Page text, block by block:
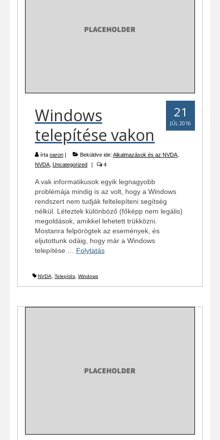
21
JÚL 2016
Windows
telepítése vakon
írta oaron Beküldve ide: Alkalmazások és az NVDA,
NVDA, Uncategorized 4
A vak informatikusok egyik legnagyobb
problémája mindig is az volt, hogy a Windows
rendszert nem tudják feltelepíteni segítség
nélkül. Léteztek különböző (főképp nem legális)
megoldások, amikkel lehetett trükközni.
Mostanra felpörögtek az események, és
eljutottunk odáig, hogy már a Windows
telepítése … Folytatás
NVDA, Telepítés, Windows